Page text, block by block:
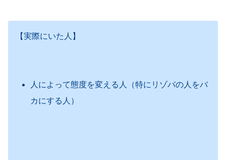
【実際にいた人】
人によって態度を変える人（特にリゾバの人をバ
カにする人）